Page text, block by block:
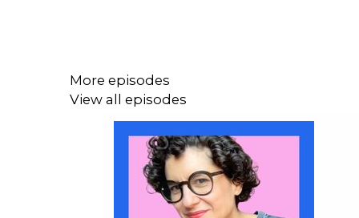
Porges, S. W. (2011). The Polyvagal
Tronick, E. (2007). The Neurobehavioral
Schore, A. N. (2003). Affect Dysregulation
Gross, J. J. (2002). « Emotion regulation:
Daronnades de comptoir, c'est un podcast fait
More episodes
View all episodes